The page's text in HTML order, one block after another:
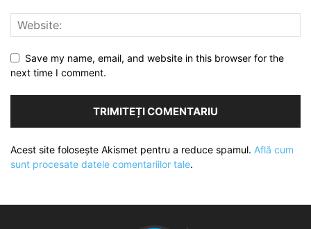
Save my name, email, and website in this browser for the
next time I comment.
Acest site folosește Akismet pentru a reduce spamul. Află cum
sunt procesate datele comentariilor tale.